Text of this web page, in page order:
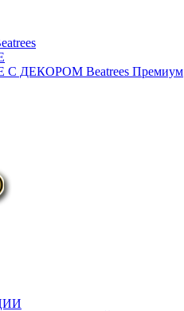
ДЕКОРОМ Beatrees Премиум